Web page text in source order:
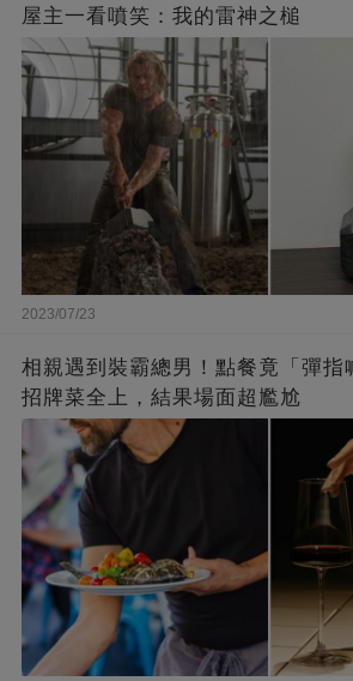
屋主一看噴笑：我的雷神之槌
2023/07/23
相親遇到裝霸總男！點餐竟「彈指
招牌菜全上，結果場面超尷尬